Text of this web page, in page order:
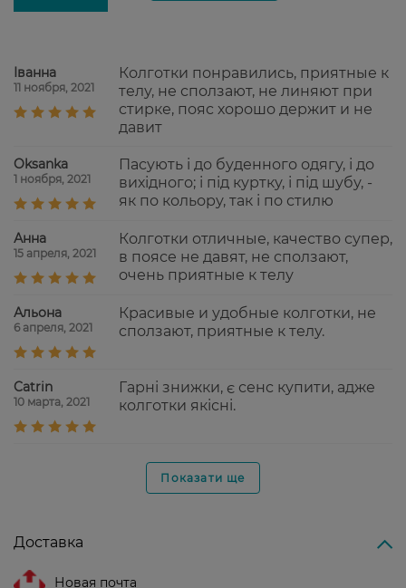
Іванна
11 ноября, 2021
Колготки понравились, приятные к
телу, не сползают, не линяют при
стирке, пояс хорошо держит и не
давит
Oksanka
1 ноября, 2021
Пасують і до буденного одягу, і до
вихідного; і під куртку, і під шубу, -
як по кольору, так і по стилю
Анна
15 апреля, 2021
Колготки отличные, качество супер,
в поясе не давят, не сползают,
очень приятные к телу
Альона
6 апреля, 2021
Красивые и удобные колготки, не
сползают, приятные к телу.
Catrin
10 марта, 2021
Гарні знижки, є сенс купити, адже
колготки якісні.
Показати ще
Доставка
Новая почта